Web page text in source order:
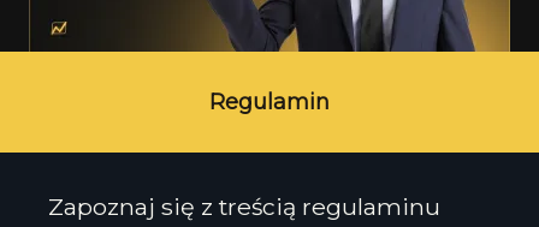
Regulamin
Zapoznaj się z treścią regulaminu